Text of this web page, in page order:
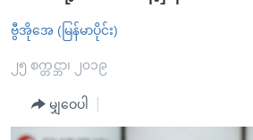
များ
ပင်မ
နိုင်ငံတကာ
အစ္စရေး-ပါလက်စတိုင်း
ဗွီဒီယို
အင်္ဂလိပ်စာလေ့လာမယ်
ဗွီအိုအေ (မြန်မာပိုင်း)
၂၅ စက္တင္ဘာ၊ ၂၀၁၉
မျှဝေပါ